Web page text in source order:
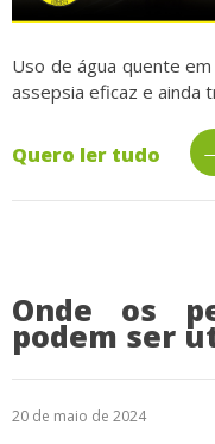
Uso de água quente
assepsia eficaz e ainda
Quero ler tudo
Onde os
podem ser
20 de maio de 2024